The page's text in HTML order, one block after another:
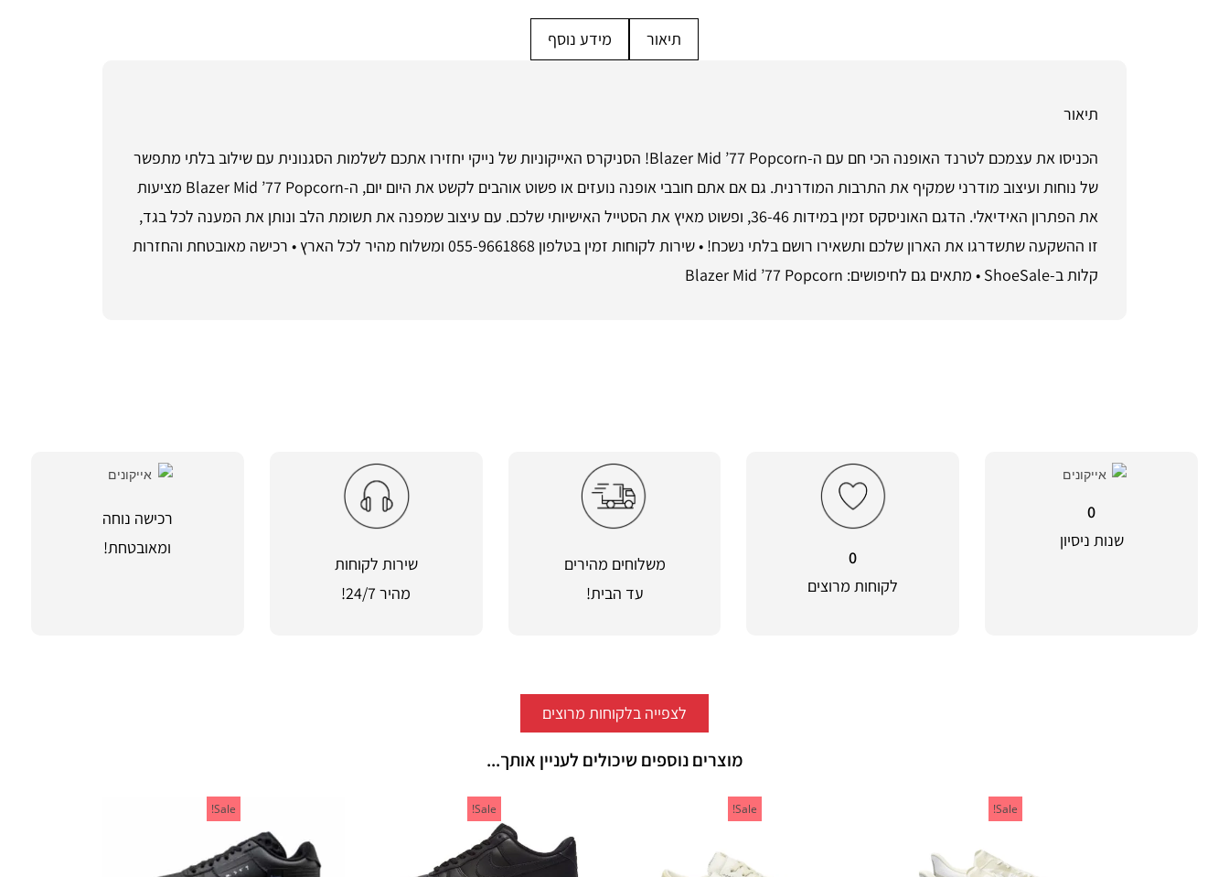
תיאור מידע נוסף
תיאור
הכניסו את עצמכם לטרנד האופנה הכי חם עם ה-Blazer Mid ’77 Popcorn! הסניקרס האייקוניות של נייקי יחזירו אתכם לשלמות הסגנונית עם שילוב בלתי מתפשר
של נוחות ועיצוב מודרני שמקיף את התרבות המודרנית. גם אם אתם חובבי אופנה נועזים או פשוט אוהבים לקשט את היום יום, ה-Blazer Mid ’77 Popcorn מציעות
את הפתרון האידיאלי. הדגם האוניסקס זמין במידות 36-46, ופשוט מאיץ את הסטייל האישיותי שלכם. עם עיצוב שמפנה את תשומת הלב ונותן את המענה לכל בגד,
זו ההשקעה שתשדרגו את הארון שלכם ותשאירו רושם בלתי נשכח! • שירות לקוחות זמין בטלפון 055-9661868 ומשלוח מהיר לכל הארץ • רכישה מאובטחת והחזרות
קלות ב-ShoeSale • מתאים גם לחיפושים: Blazer Mid ’77 Popcorn
0
שנות ניסיון
0
לקוחות מרוצים
משלוחים מהירים
עד הבית!
שירות לקוחות
מהיר 24/7!
רכישה נוחה
ומאובטחת!
לצפייה בלקוחות מרוצים
מוצרים נוספים שיכולים לעניין אותך...
Sale!
Sale!
Sale!
Sale!